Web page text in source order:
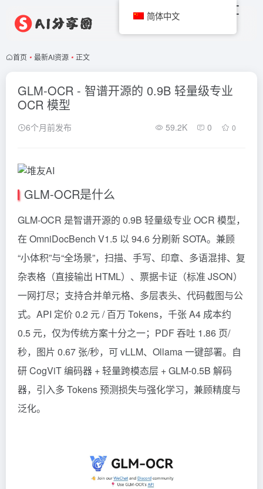
首页 • 最新AI资源 • 正文
GLM-OCR - 智谱开源的 0.9B 轻量级专业
OCR 模型
6个月前发布 59.2K 0 0
GLM-OCR是什么
GLM-OCR 是智谱开源的 0.9B 轻量级专业 OCR 模型，
在 OmniDocBench V1.5 以 94.6 分刷新 SOTA。兼顾
“小体积”与“全场景”，扫描、手写、印章、多语混排、复
杂表格（直接输出 HTML）、票据卡证（标准 JSON）
一网打尽；支持合并单元格、多层表头、代码截图与公
式。API 定价 0.2 元 / 百万 Tokens，千张 A4 成本约
0.5 元，仅为传统方案十分之一；PDF 吞吐 1.86 页/
秒，图片 0.67 张/秒，可 vLLM、Ollama 一键部署。自
研 CogViT 编码器 + 轻量跨模态层 + GLM-0.5B 解码
器，引入多 Tokens预测损失与强化学习，兼顾精度与
泛化。
简体中文